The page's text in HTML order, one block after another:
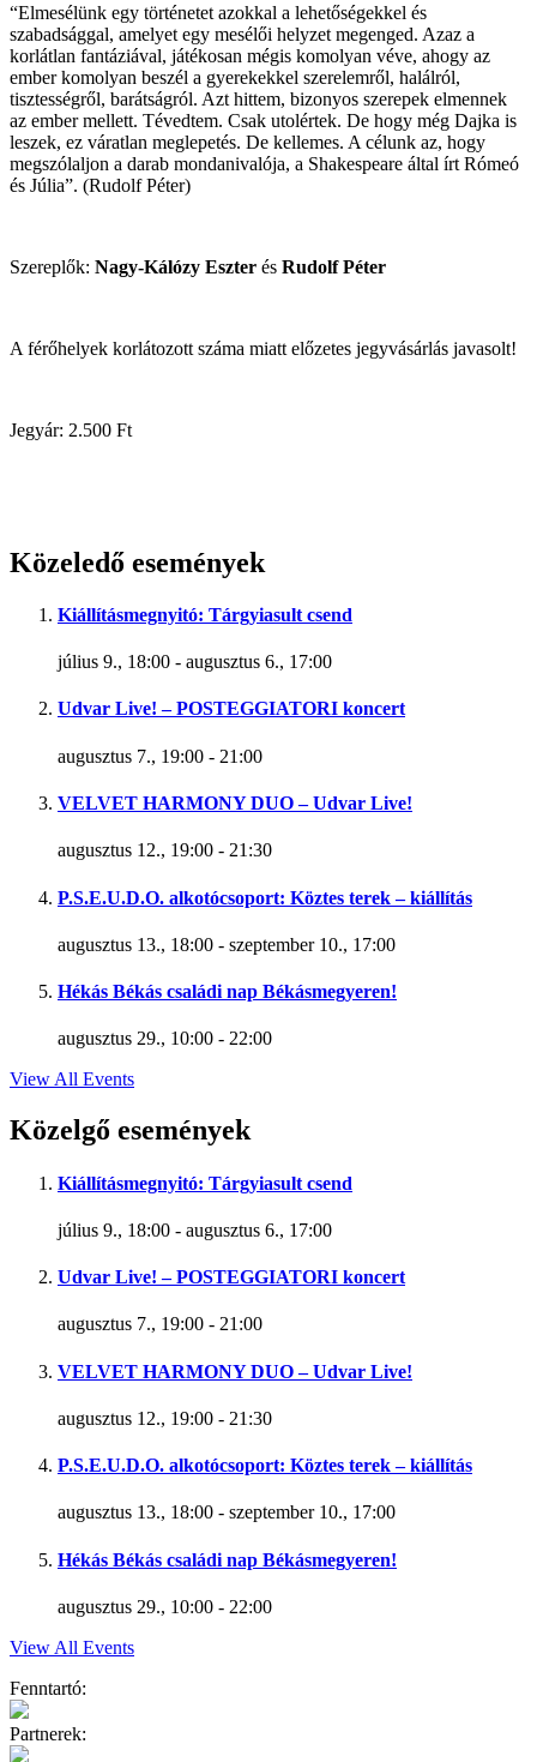
“Elmesélünk egy történetet azokkal a lehetőségekkel és
szabadsággal, amelyet egy mesélői helyzet megenged. Azaz a
korlátlan fantáziával, játékosan mégis komolyan véve, ahogy az
ember komolyan beszél a gyerekekkel szerelemről, halálról,
tisztességről, barátságról. Azt hittem, bizonyos szerepek elmennek
az ember mellett. Tévedtem. Csak utolértek. De hogy még Dajka is
leszek, ez váratlan meglepetés. De kellemes. A célunk az, hogy
megszólaljon a darab mondanivalója, a Shakespeare által írt Rómeó
és Júlia”. (Rudolf Péter)
Szereplők: Nagy-Kálózy Eszter és Rudolf Péter
A férőhelyek korlátozott száma miatt előzetes jegyvásárlás javasolt!
Jegyár: 2.500 Ft
Közeledő események
Kiállításmegnyitó: Tárgyiasult csend
július 9., 18:00 - augusztus 6., 17:00
Udvar Live! – POSTEGGIATORI koncert
augusztus 7., 19:00 - 21:00
VELVET HARMONY DUO – Udvar Live!
augusztus 12., 19:00 - 21:30
P.S.E.U.D.O. alkotócsoport: Köztes terek – kiállítás
augusztus 13., 18:00 - szeptember 10., 17:00
Hékás Békás családi nap Békásmegyeren!
augusztus 29., 10:00 - 22:00
View All Events
Közelgő események
Kiállításmegnyitó: Tárgyiasult csend
július 9., 18:00 - augusztus 6., 17:00
Udvar Live! – POSTEGGIATORI koncert
augusztus 7., 19:00 - 21:00
VELVET HARMONY DUO – Udvar Live!
augusztus 12., 19:00 - 21:30
P.S.E.U.D.O. alkotócsoport: Köztes terek – kiállítás
augusztus 13., 18:00 - szeptember 10., 17:00
Hékás Békás családi nap Békásmegyeren!
augusztus 29., 10:00 - 22:00
View All Events
Fenntartó:
Partnerek: